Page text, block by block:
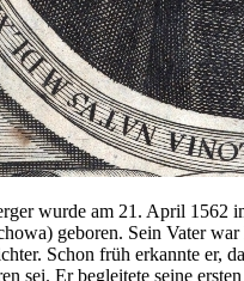
wurde am 21. April 1562
geboren. Sein Vater
Schon früh erkannte er,
sei. Er begleitete seine